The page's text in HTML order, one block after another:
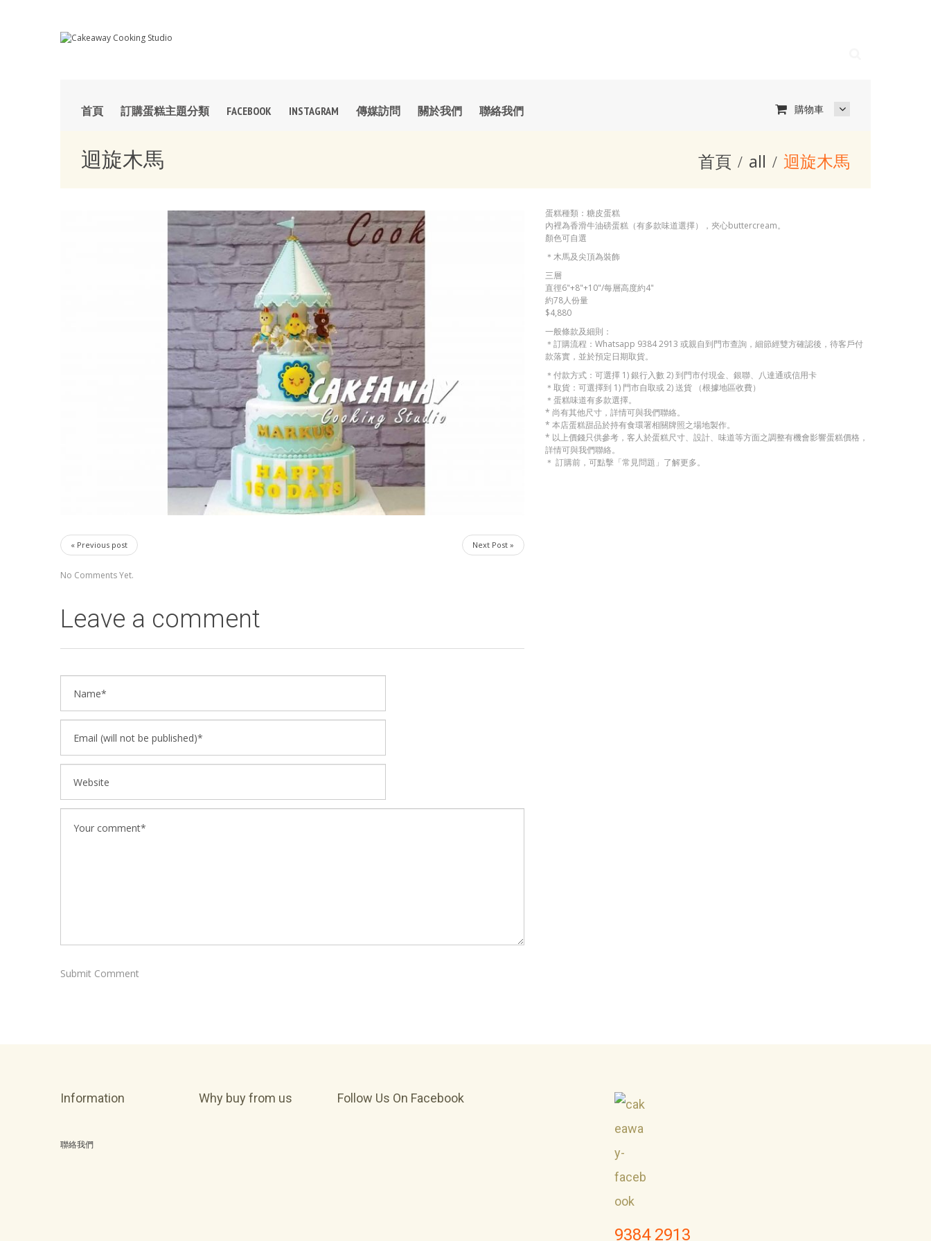
首頁 訂購蛋糕主題分類 FACEBOOK INSTAGRAM 傳媒訪問 關於我們 聯絡我們 購物車
迴旋木馬 首頁 all 迴旋木馬
« Previous post Next Post »
蛋糕種類：糖皮蛋糕
內裡為香滑牛油磅蛋糕（有多款味道選擇），夾心buttercream。
顏色可自選
＊木馬及尖頂為裝飾
三層
直徑6"+8"+10"/每層高度約4"
約78人份量
$4,880
一般條款及細則：
＊訂購流程：Whatsapp 9384 2913 或親自到門市查詢，細節經雙方確認後，待客戶付
款落實，並於預定日期取貨。
＊付款方式：可選擇 1) 銀行入數 2) 到門市付現金、銀聯、八達通或信用卡
＊取貨：可選擇到 1) 門市自取或 2) 送貨 （根據地區收費）
＊蛋糕味道有多款選擇。
* 尚有其他尺寸，詳情可與我們聯絡。
* 本店蛋糕甜品於持有食環署相關牌照之場地製作。
* 以上價錢只供參考，客人於蛋糕尺寸、設計、味道等方面之調整有機會影響蛋糕價格，
詳情可與我們聯絡。
＊ 訂購前，可點擊「常見問題」了解更多。
No Comments Yet.
Leave a comment
Information
聯絡我們
Why buy from us Follow Us On Facebook
9384 2913